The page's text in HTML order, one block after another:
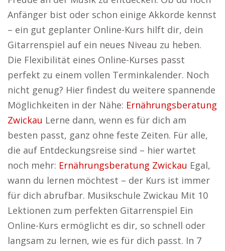
Anfänger bist oder schon einige Akkorde kennst
– ein gut geplanter Online-Kurs hilft dir, dein
Gitarrenspiel auf ein neues Niveau zu heben.
Die Flexibilität eines Online-Kurses passt
perfekt zu einem vollen Terminkalender. Noch
nicht genug? Hier findest du weitere spannende
Möglichkeiten in der Nähe: Ernährungsberatung
Zwickau Lerne dann, wenn es für dich am
besten passt, ganz ohne feste Zeiten. Für alle,
die auf Entdeckungsreise sind – hier wartet
noch mehr: Ernährungsberatung Zwickau Egal,
wann du lernen möchtest – der Kurs ist immer
für dich abrufbar. Musikschule Zwickau Mit 10
Lektionen zum perfekten Gitarrenspiel Ein
Online-Kurs ermöglicht es dir, so schnell oder
langsam zu lernen, wie es für dich passt. In 7